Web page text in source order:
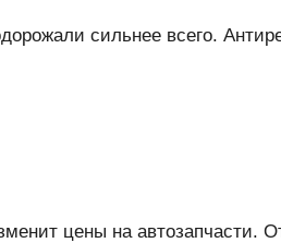
сильнее всего.
цены на автозапчасти.